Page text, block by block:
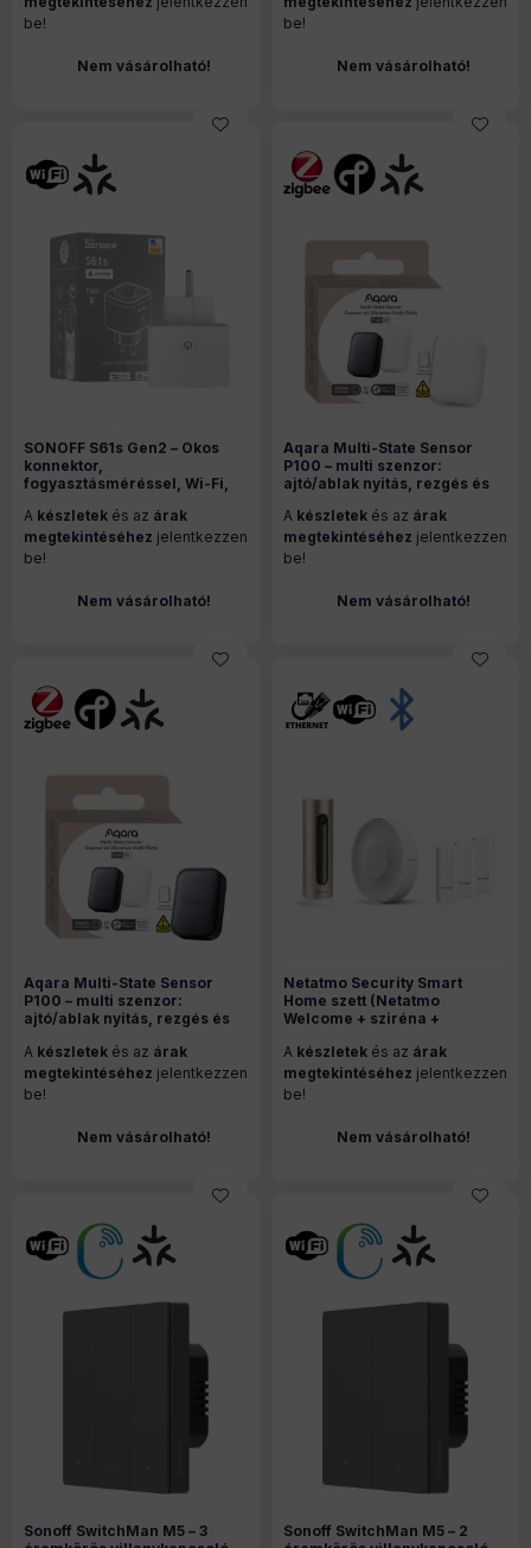
be!
Nem vásárolható!
be!
Nem vásárolható!
SONOFF S61s Gen2 – Okos
konnektor,
fogyasztásméréssel, Wi-Fi,
A készletek és az árak
megtekintéséhez jelentkezzen
be!
Nem vásárolható!
Aqara Multi-State Sensor
P100 – multi szenzor:
ajtó/ablak nyitás, rezgés és
Thread, fehér (VB-S03DW)
A készletek és az árak
megtekintéséhez jelentkezzen
be!
Nem vásárolható!
Aqara Multi-State Sensor
P100 – multi szenzor:
ajtó/ablak nyitás, rezgés és
Thread, szürke (VB-S03D)
A készletek és az árak
megtekintéséhez jelentkezzen
be!
Nem vásárolható!
Netatmo Security Smart
Home szett (Netatmo
Welcome + sziréna +
A készletek és az árak
megtekintéséhez jelentkezzen
be!
Nem vásárolható!
Sonoff SwitchMan M5 – 3
Sonoff SwitchMan M5 – 2